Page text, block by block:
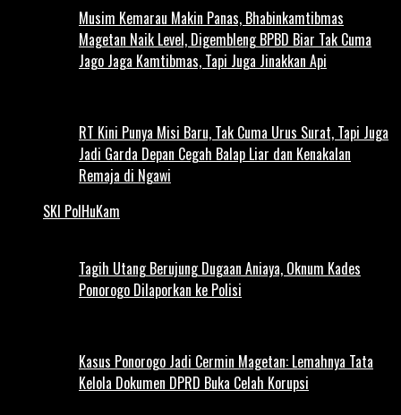
Musim Kemarau Makin Panas, Bhabinkamtibmas
Magetan Naik Level, Digembleng BPBD Biar Tak Cuma
Jago Jaga Kamtibmas, Tapi Juga Jinakkan Api
RT Kini Punya Misi Baru, Tak Cuma Urus Surat, Tapi Juga
Jadi Garda Depan Cegah Balap Liar dan Kenakalan
Remaja di Ngawi
SKI PolHuKam
Tagih Utang Berujung Dugaan Aniaya, Oknum Kades
Ponorogo Dilaporkan ke Polisi
Kasus Ponorogo Jadi Cermin Magetan: Lemahnya Tata
Kelola Dokumen DPRD Buka Celah Korupsi